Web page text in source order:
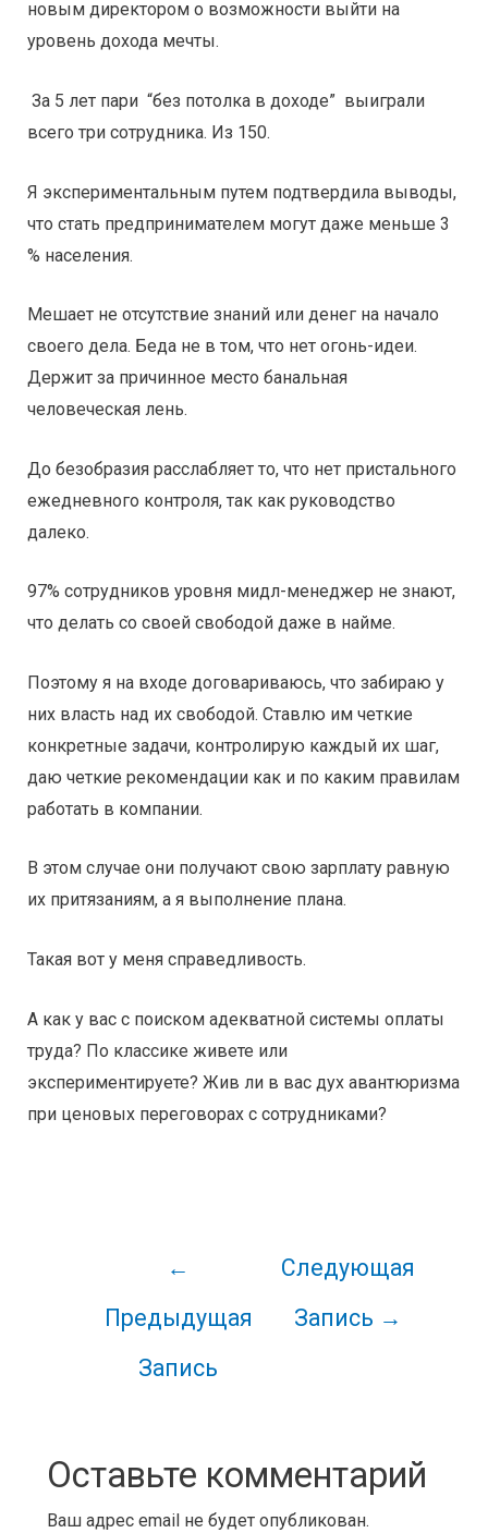
новым директором о возможности выйти на
уровень дохода мечты.
За 5 лет пари “без потолка в доходе” выиграли
всего три сотрудника. Из 150.
Я экспериментальным путем подтвердила выводы,
что стать предпринимателем могут даже меньше 3
% населения.
Мешает не отсутствие знаний или денег на начало
своего дела. Беда не в том, что нет огонь-идеи.
Держит за причинное место банальная
человеческая лень.
До безобразия расслабляет то, что нет пристального
ежедневного контроля, так как руководство
далеко.
97% сотрудников уровня мидл-менеджер не знают,
что делать со своей свободой даже в найме.
Поэтому я на входе договариваюсь, что забираю у
них власть над их свободой. Ставлю им четкие
конкретные задачи, контролирую каждый их шаг,
даю четкие рекомендации как и по каким правилам
работать в компании.
В этом случае они получают свою зарплату равную
их притязаниям, а я выполнение плана.
Такая вот у меня справедливость.
А как у вас с поиском адекватной системы оплаты
труда? По классике живете или
экспериментируете? Жив ли в вас дух авантюризма
при ценовых переговорах с сотрудниками?
←
Предыдущая
Запись
Следующая
Запись →
Оставьте комментарий
Ваш адрес email не будет опубликован.